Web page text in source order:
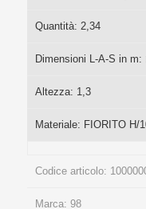
Quantità: 2,34
Dimensioni L-A-S in m:
Altezza: 1,3
Materiale: FIORITO H/
Codice articolo:
Marca: 98